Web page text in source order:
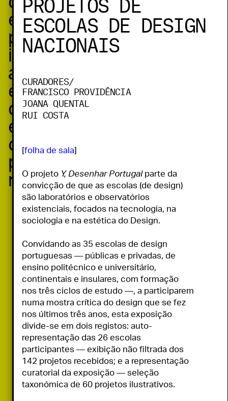
exposições, workshops,
performances,
instalações e conversas,
apresentados em 37
espaços das cidades
do Porto e Matosinhos,
envolvendo 20
curadores e 310
participantes de 18
nacionalidades.
ESCOLAS DE DESIGN
NACIONAIS
CURADORES/
FRANCISCO PROVIDÊNCIA
JOANA QUENTAL
RUI COSTA
[folha de sala]
O projeto Y, Desenhar Portugal parte da
convicção de que as escolas (de design)
são laboratórios e observatórios
existenciais, focados na tecnologia, na
sociologia e na estética do Design.
Convidando as 35 escolas de design
portuguesas — públicas e privadas, de
ensino politécnico e universitário,
continentais e insulares, com formação
nos três ciclos de estudo —, a participarem
numa mostra crítica do design que se fez
nos últimos três anos, esta exposição
divide-se em dois registos: auto-
representação das 26 escolas
participantes — exibição não filtrada dos
142 projetos recebidos; e a representação
curatorial da exposição — seleção
taxonómica de 60 projetos ilustrativos.